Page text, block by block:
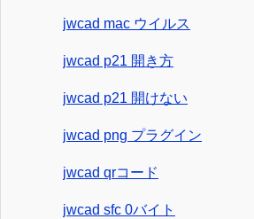
jwcad mac ウイルス
jwcad p21 開き方
jwcad p21 開けない
jwcad png プラグイン
jwcad qrコード
jwcad sfc 0バイト